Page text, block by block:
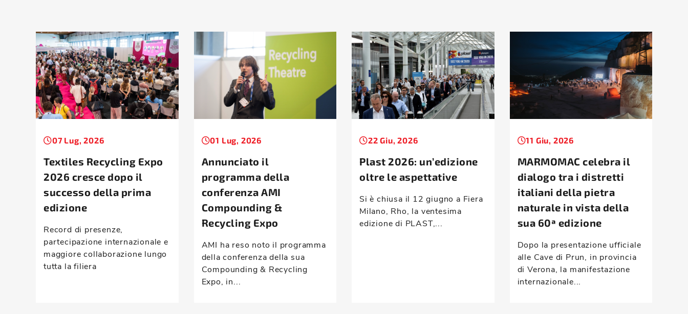
07 Lug, 2026
Textiles Recycling Expo
2026 cresce dopo il
successo della prima
edizione
Record di presenze,
partecipazione internazionale e
maggiore collaborazione lungo
tutta la filiera
01 Lug, 2026
Annunciato il
programma della
conferenza AMI
Compounding &
Recycling Expo
AMI ha reso noto il programma
della conferenza della sua
Compounding & Recycling
Expo, in...
22 Giu, 2026
Plast 2026: un’edizione
oltre le aspettative
Si è chiusa il 12 giugno a Fiera
Milano, Rho, la ventesima
edizione di PLAST,...
11 Giu, 2026
MARMOMAC celebra il
dialogo tra i distretti
italiani della pietra
naturale in vista della
sua 60ª edizione
Dopo la presentazione ufficiale
alle Cave di Prun, in provincia
di Verona, la manifestazione
internazionale...